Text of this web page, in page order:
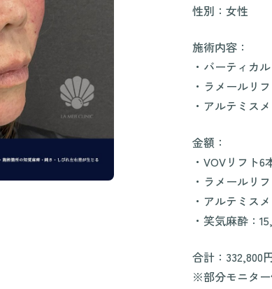
性別：女性
施術内容：
・バーティカ
・ラメールリ
・アルテミス
金額：
・VOVリフト6
・ラメールリ
・アルテミス
・笑気麻酔：
合計：332,800
※部分モニタ